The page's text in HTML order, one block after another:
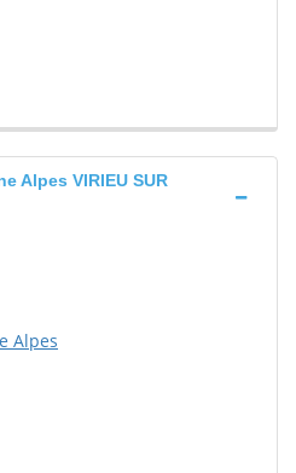
Alpes VIRIEU SUR
Alpes